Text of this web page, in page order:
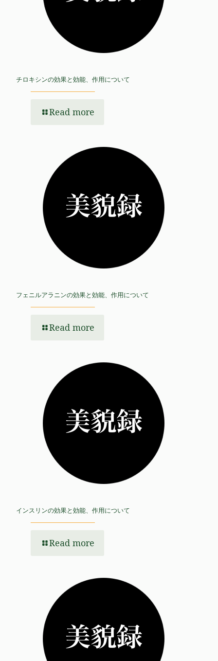
チロキシンの効果と効能、作用について
Read more
フェニルアラニンの効果と効能、作用について
Read more
インスリンの効果と効能、作用について
Read more